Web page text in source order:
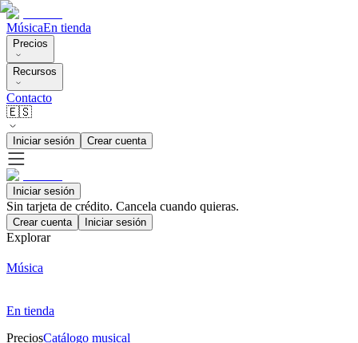
MúsicaEn tienda
Precios
Recursos
Contacto
🇪🇸
Iniciar sesión Crear cuenta
Iniciar sesión
Sin tarjeta de crédito. Cancela cuando quieras.
Crear cuenta Iniciar sesión
Explorar
Música
En tienda
PreciosCatálogo musical